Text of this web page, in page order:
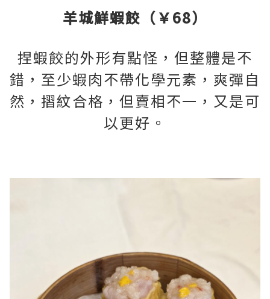
羊城鮮蝦餃（￥68）
捏蝦餃的外形有點怪，但整體是不
錯，至少蝦肉不帶化學元素，爽彈自
然，摺紋合格，但賣相不一，又是可
以更好。